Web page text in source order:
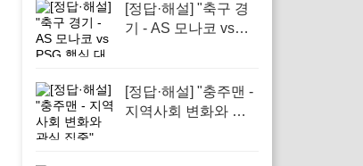
[정답·해설] "축구 경
기 - AS 모나코 vs
[정답·해설] "충주맨 -
지역사회 변화와 관